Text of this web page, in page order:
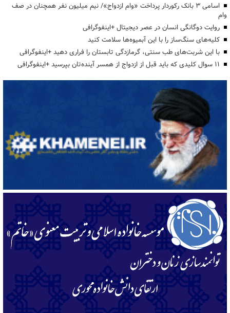
اسامی ۳ بانک رکوردار پرداخت «وام ازدواج»/ نیم میلیون نفر همچنان در صف
وام
روایت دوگانگی انسان در عصر دیجیتال +اینفوگرافی
کلیه‌های سنگ‌ساز را با این آبمیوه‌ها سلامت کنید
با این شربت‌های طب سنتی، گرمازدگی تابستان را فراری دهید +اینفوگرافی
۱۱ سوال کلیدی که باید قبل از ازدواج از همسر آینده‌تان بپرسید +اینفوگرافی